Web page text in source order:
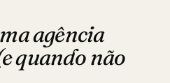
agência
quando não